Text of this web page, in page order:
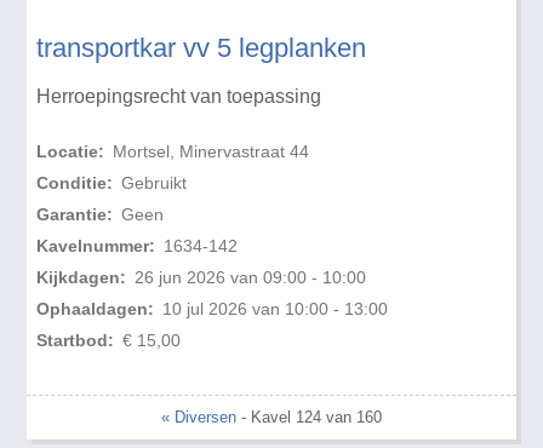
transportkar vv 5 legplanken
Herroepingsrecht van toepassing
Locatie: Mortsel, Minervastraat 44
Conditie: Gebruikt
Garantie: Geen
Kavelnummer: 1634-142
Kijkdagen: 26 jun 2026 van 09:00 - 10:00
Ophaaldagen: 10 jul 2026 van 10:00 - 13:00
Startbod: € 15,00
« Diversen - Kavel 124 van 160